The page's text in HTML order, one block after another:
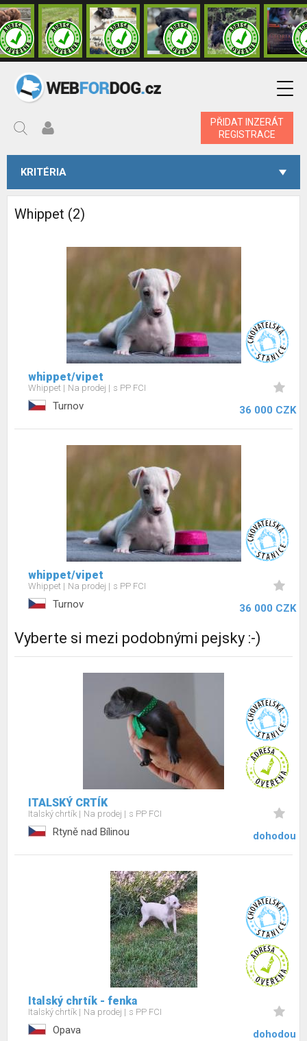
PŘIDAT INZERÁT
REGISTRACE
KRITÉRIA
Whippet (2)
whippet/vipet
Whippet Na prodej s PP FCI
Turnov 36 000 CZK
whippet/vipet
Whippet Na prodej s PP FCI
Turnov 36 000 CZK
Vyberte si mezi podobnými pejsky :-)
ITALSKÝ CRTÍK
Italský chrtík Na prodej s PP FCI
Rtyně nad Bílinou dohodou
Italský chrtík - fenka
Italský chrtík Na prodej s PP FCI
Opava dohodou